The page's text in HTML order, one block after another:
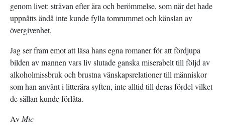
genom livet: strävan efter ära och berömmelse, som när det hade
uppnåtts ändå inte kunde fylla tomrummet och känslan av
övergivenhet.
Jag ser fram emot att läsa hans egna romaner för att fördjupa
bilden av mannen vars liv slutade ganska miserabelt till följd av
alkoholmissbruk och brustna vänskapsrelationer till människor
som han använt i litterära syften, inte alltid till deras fördel vilket
de sällan kunde förlåta.
Av Mic